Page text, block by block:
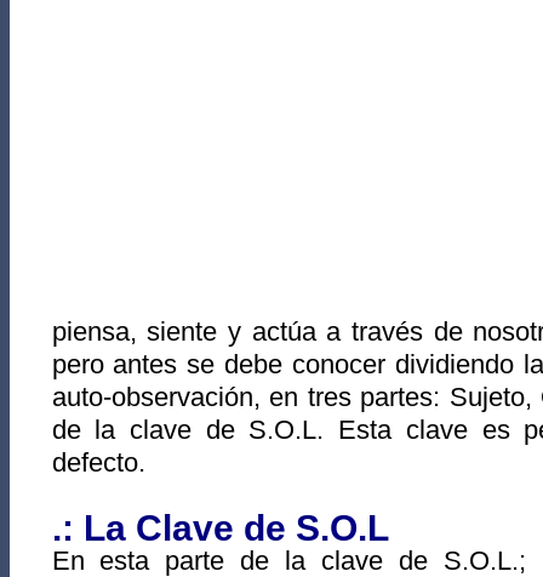
piensa, siente y actúa a través de
pero antes se debe conocer dividiendo
auto-observación, en tres partes:
de la clave de S.O.L. Esta clave es
defecto.
.: La Clave de S.O.L
En esta parte de la clave de S.O.L.;